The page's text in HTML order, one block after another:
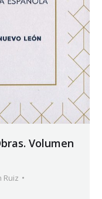
Volumen
Ruiz